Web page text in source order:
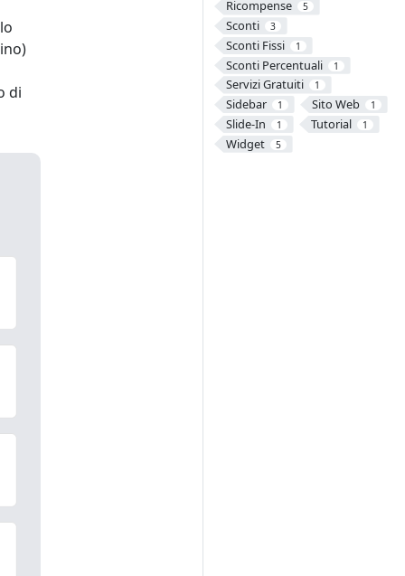
Ricompense 5
Sconti 3
Sconti Fissi 1
Sconti Percentuali 1
Servizi Gratuiti 1
Sidebar 1 Sito Web 1
Slide-In 1 Tutorial 1
Widget 5
di